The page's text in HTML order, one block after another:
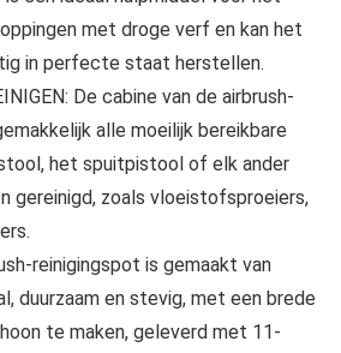
met droge verf en kan het
in perfecte staat herstellen.
De cabine van de airbrush-
alle moeilijk bereikbare
het spuitpistool of elk ander
gereinigd, zoals vloeistofsproeiers,
reinigingspot is gemaakt van
duurzaam en stevig, met een brede
te maken, geleverd met 11-